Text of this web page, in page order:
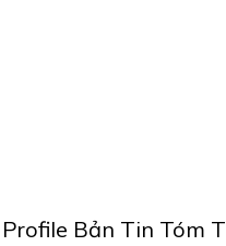
Profile Bản Tin Tóm